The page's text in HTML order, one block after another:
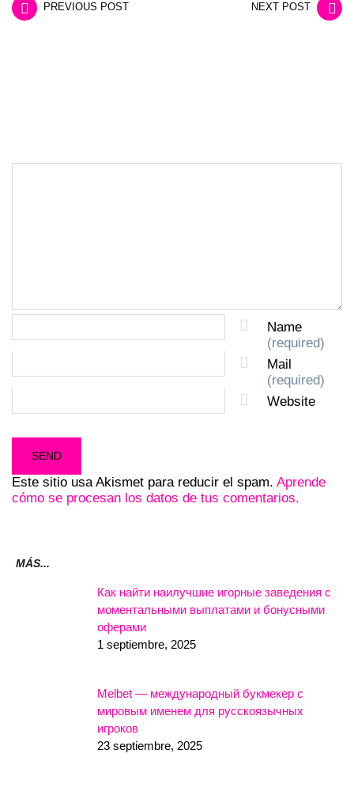
PREVIOUS POST NEXT POST
Name
(required)
Mail
(required)
Website
Este sitio usa Akismet para reducir el spam. Aprende
cómo se procesan los datos de tus comentarios.
MÁS...
Как найти наилучшие игорные заведения с
моментальными выплатами и бонусными
оферами
1 septiembre, 2025
Melbet — международный букмекер с
мировым именем для русскоязычных
игроков
23 septiembre, 2025